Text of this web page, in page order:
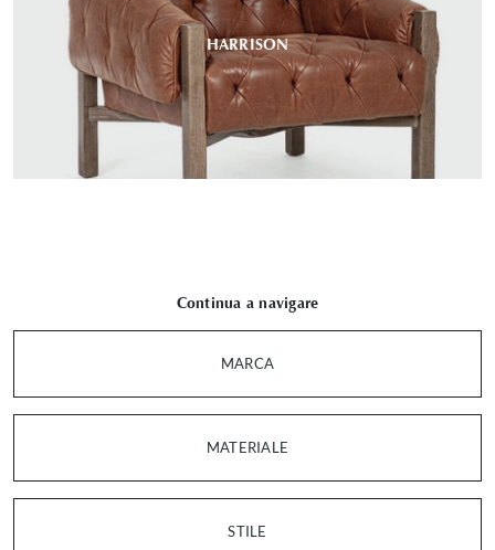
HARRISON
Continua a navigare
MARCA
MATERIALE
STILE